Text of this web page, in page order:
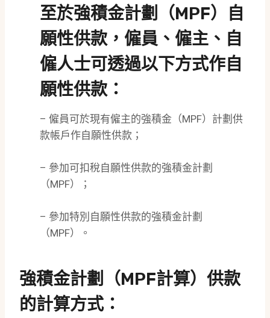
至於強積金計劃（MPF）自
願性供款，僱員、僱主、自
僱人士可透過以下方式作自
願性供款：
– 僱員可於現有僱主的強積金（MPF）計劃供
款帳戶作自願性供款；
– 參加可扣稅自願性供款的強積金計劃
（MPF）；
– 參加特別自願性供款的強積金計劃
（MPF）。
強積金計劃（MPF計算）供款
的計算方式：